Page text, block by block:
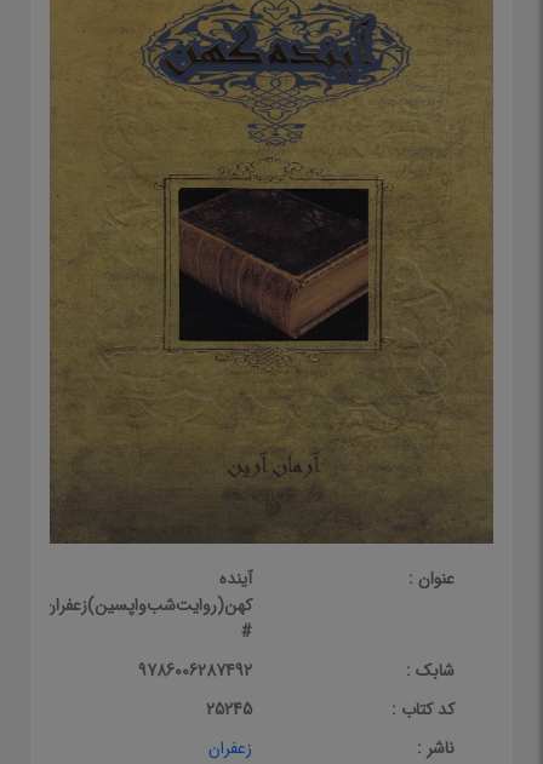
عنوان :
آینده
کهن(روایت‌شب‌واپسین)زعفران
#
شابک :
9786006287492
کد کتاب :
25245
ناشر :
زعفران